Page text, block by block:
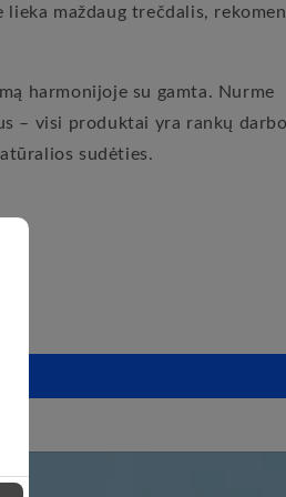
maždaug trečdalis,
harmonijoje su gamta. Nurme
– visi produktai yra rankų
sudėties.